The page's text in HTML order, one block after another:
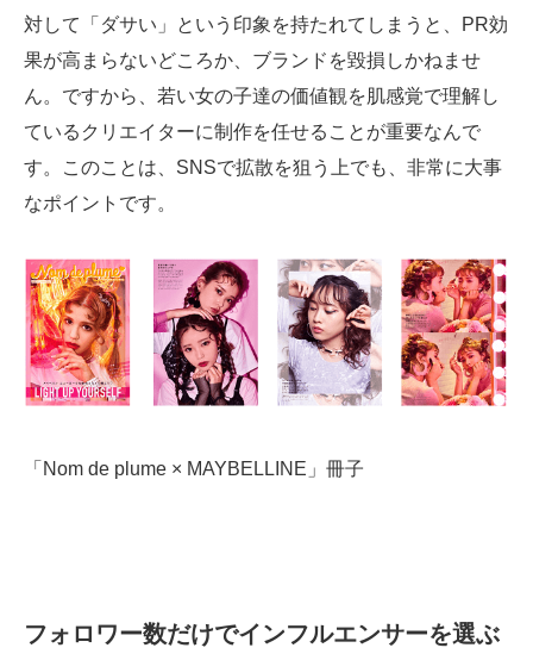
対して「ダサい」という印象を持たれてしまうと、PR効
果が高まらないどころか、ブランドを毀損しかねませ
ん。ですから、若い女の子達の価値観を肌感覚で理解し
ているクリエイターに制作を任せることが重要なんで
す。このことは、SNSで拡散を狙う上でも、非常に大事
なポイントです。
「Nom de plume × MAYBELLINE」冊子
フォロワー数だけでインフルエンサーを選ぶ